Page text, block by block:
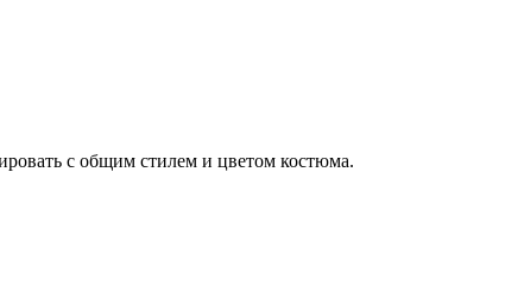
с общим стилем и цветом костюма.